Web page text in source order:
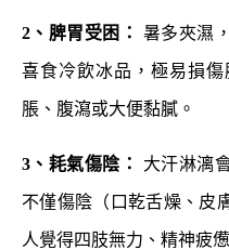
2、脾胃受困： 暑多夾濕
喜食冷飲冰品，極易損
脹、腹瀉或大便黏膩。
3、耗氣傷陰： 大汗淋漓
不僅傷陰（口乾舌燥、皮
人覺得四肢無力、精神疲憊